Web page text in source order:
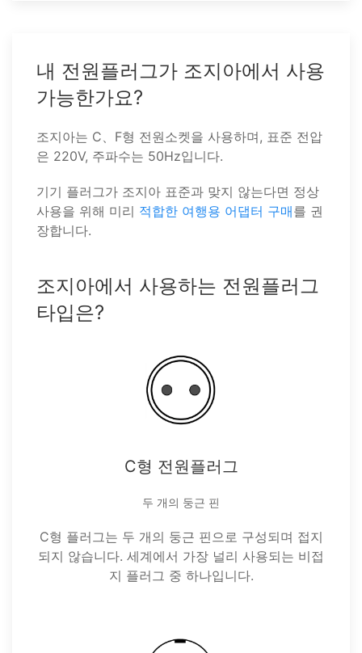
내 전원플러그가 조지아에서 사용
가능한가요?
조지아는 C、F형 전원소켓을 사용하며, 표준 전압
은 220V, 주파수는 50Hz입니다.
기기 플러그가 조지아 표준과 맞지 않는다면 정상
사용을 위해 미리 적합한 여행용 어댑터 구매를 권
장합니다.
조지아에서 사용하는 전원플러그
타입은?
C형 전원플러그
두 개의 둥근 핀
C형 플러그는 두 개의 둥근 핀으로 구성되며 접지
되지 않습니다. 세계에서 가장 널리 사용되는 비접
지 플러그 중 하나입니다.